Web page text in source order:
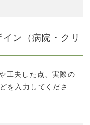
ン（病院・クリ
工夫した点、実際の
を入力してくださ